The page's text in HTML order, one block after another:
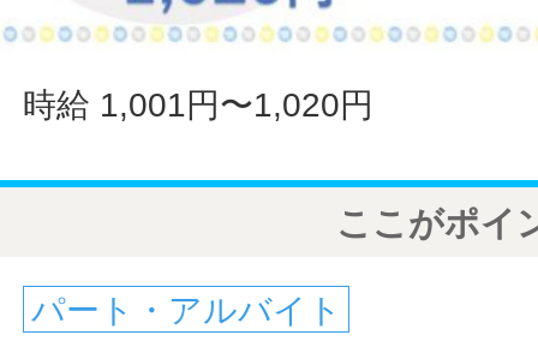
時給 1,001円〜1,020円
ここがポイ
パート・アルバイト